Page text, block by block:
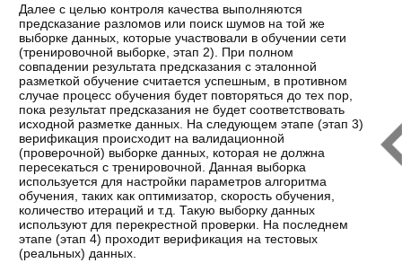
Далее с целью контроля качества выполняются
предсказание разломов или поиск шумов на той же
выборке данных, которые участвовали в обучении сети
(тренировочной выборке, этап 2). При полном
совпадении результата предсказания с эталонной
разметкой обучение считается успешным, в противном
случае процесс обучения будет повторяться до тех пор,
пока результат предсказания не будет соответствовать
исходной разметке данных. На следующем этапе (этап 3)
верификация происходит на валидационной
(проверочной) выборке данных, которая не должна
пересекаться с тренировочной. Данная выборка
используется для настройки параметров алгоритма
обучения, таких как оптимизатор, скорость обучения,
количество итераций и т.д. Такую выборку данных
используют для перекрестной проверки. На последнем
этапе (этап 4) проходит верификация на тестовых
(реальных) данных.